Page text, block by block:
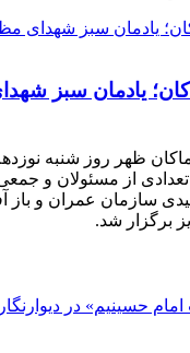
یادمان سبز
ماکان ظهر روز شنبه
حضور تعدادی از مسئولان و
سازمان عمران و باز
برگزار شد.
حسینیم» در